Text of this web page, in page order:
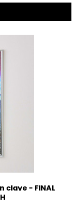
clave - FINAL